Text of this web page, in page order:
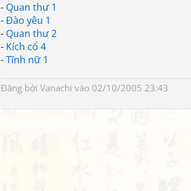
- Quan thư 1
-Đào yêu 1
- Quan thư 2
- Kích cổ 4
-Tĩnh nữ 1
Đăng bởi Vanachi vào 02/10/2005 23:43